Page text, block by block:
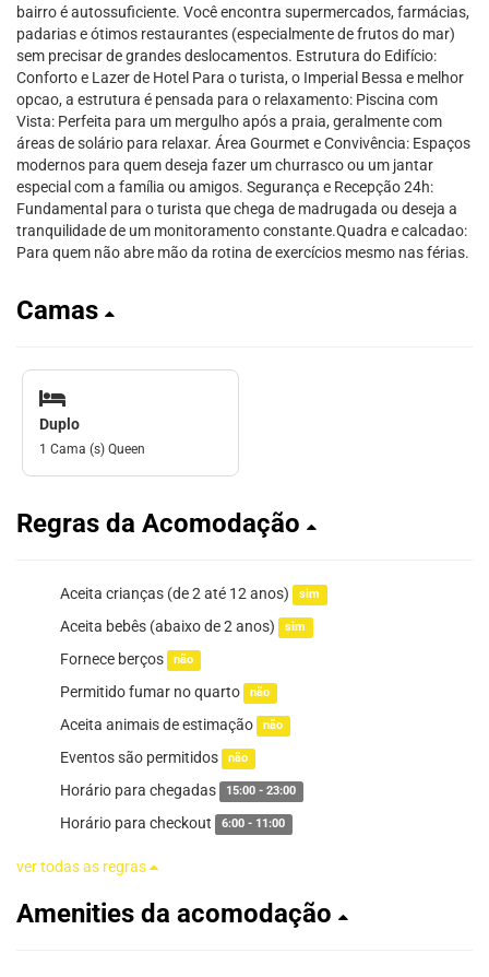
bairro é autossuficiente. Você encontra supermercados, farmácias,
padarias e ótimos restaurantes (especialmente de frutos do mar)
sem precisar de grandes deslocamentos. Estrutura do Edifício:
Conforto e Lazer de Hotel Para o turista, o Imperial Bessa e melhor
opcao, a estrutura é pensada para o relaxamento: Piscina com
Vista: Perfeita para um mergulho após a praia, geralmente com
áreas de solário para relaxar. Área Gourmet e Convivência: Espaços
modernos para quem deseja fazer um churrasco ou um jantar
especial com a família ou amigos. Segurança e Recepção 24h:
Fundamental para o turista que chega de madrugada ou deseja a
tranquilidade de um monitoramento constante.Quadra e calcadao:
Para quem não abre mão da rotina de exercícios mesmo nas férias.
Camas
Duplo
1 Cama (s) Queen
Regras da Acomodação
Aceita crianças (de 2 até 12 anos) sim
Aceita bebês (abaixo de 2 anos) sim
Fornece berços não
Permitido fumar no quarto não
Aceita animais de estimação não
Eventos são permitidos não
Horário para chegadas 15:00 - 23:00
Horário para checkout 6:00 - 11:00
ver todas as regras
Amenities da acomodação